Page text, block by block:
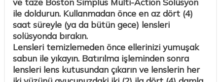
ile doldurun. Kullanmadan önce en az dört (4)
saat süreyle (ya da bütün gece) lensleri
solüsyonda bırakın.
Lensleri temizlemeden önce ellerinizi yumuşak
sabun ile yıkayın. Batırılma işleminden sonra
lensleri lens kutusundan çıkarın ve lenslerin her